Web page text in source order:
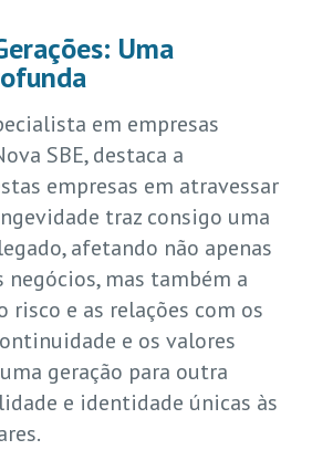
Uma
em empresas
SBE, destaca a
empresas em atravessar
traz consigo uma
afetando não apenas
negócios, mas também a
risco e as relações com os
e os valores
geração para outra
e identidade únicas às